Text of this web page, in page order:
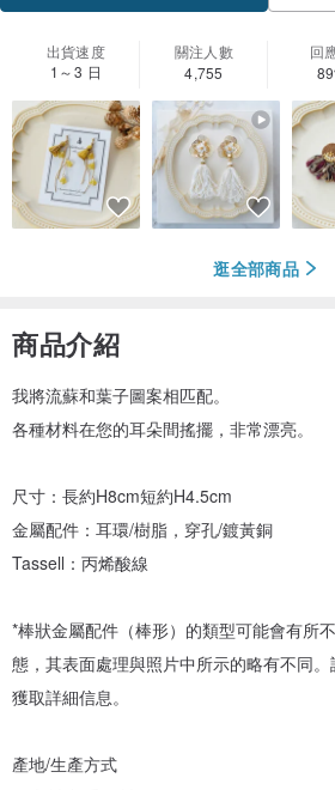
出貨速度
1～3 日
關注人數
4,755
回
逛全部商品
商品介紹
我將流蘇和葉子圖案相匹配。
各種材料在您的耳朵間搖擺，非常漂亮。
尺寸：長約H8cm短約H4.5cm
金屬配件：耳環/樹脂，穿孔/鍍黃銅
Tassell：丙烯酸線
*棒狀金屬配件（棒形）的類型可能會有所
態，其表面處理與照片中所示的略有不同
獲取詳細信息。
產地/生產方式